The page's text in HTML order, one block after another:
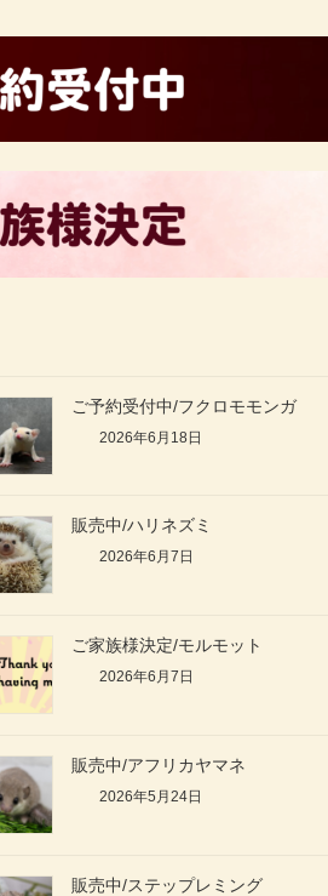
ご予約受付中/フクロモモンガ
2026年6月18日
販売中/ハリネズミ
2026年6月7日
ご家族様決定/モルモット
2026年6月7日
販売中/アフリカヤマネ
2026年5月24日
販売中/ステップレミング